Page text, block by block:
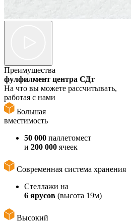
Преимущества
фулфилмент центра СДт
На что вы можете рассчитывать,
работая с нами
Большая
вместимость
50 000 паллетомест
и 200 000 ячеек
Современная система хранения
Стеллажи на
6 ярусов (высота 19м)
Высокий